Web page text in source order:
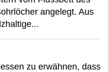
angelegt. Aus
zu erwähnen, dass